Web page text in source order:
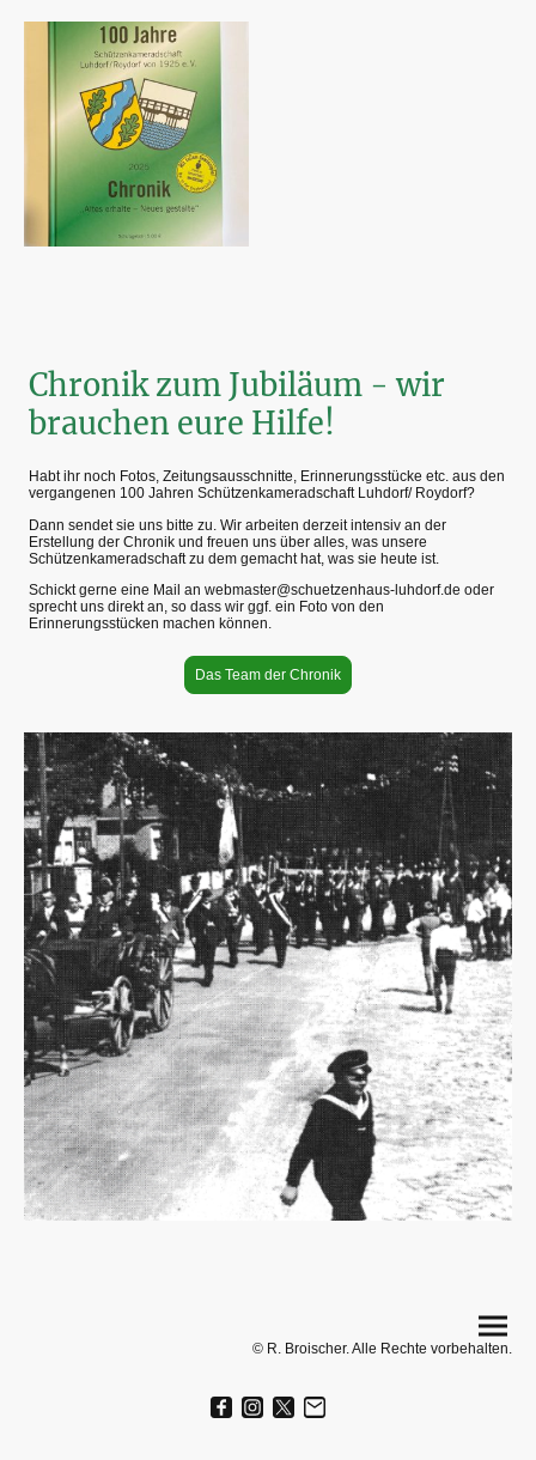
Chronik zum Jubiläum - wir
brauchen eure Hilfe!
Habt ihr noch Fotos, Zeitungsausschnitte, Erinnerungsstücke etc. aus den
vergangenen 100 Jahren Schützenkameradschaft Luhdorf/ Roydorf?
Dann sendet sie uns bitte zu. Wir arbeiten derzeit intensiv an der
Erstellung der Chronik und freuen uns über alles, was unsere
Schützenkameradschaft zu dem gemacht hat, was sie heute ist.
Schickt gerne eine Mail an webmaster@schuetzenhaus-luhdorf.de oder
sprecht uns direkt an, so dass wir ggf. ein Foto von den
Erinnerungsstücken machen können.
Das Team der Chronik
© R. Broischer. Alle Rechte vorbehalten.